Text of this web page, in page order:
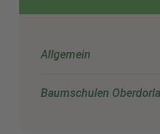
Allgemein
Baumschulen Oberdorla